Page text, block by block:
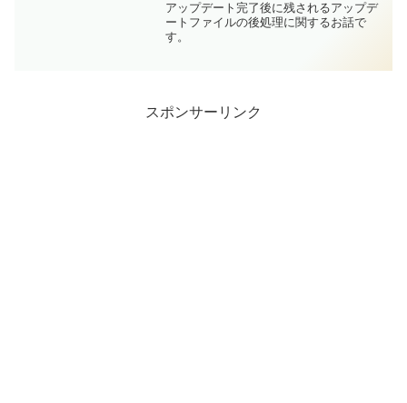
アップデート完了後に残されるアップデ
ートファイルの後処理に関するお話で
す。
スポンサーリンク